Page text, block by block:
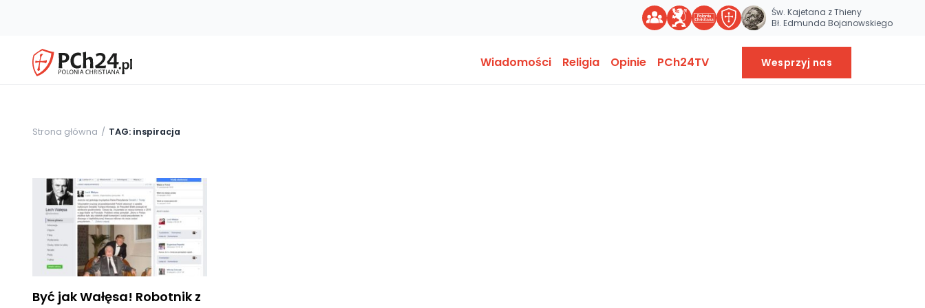
Św. Kajetana z Thieny
Bł. Edmunda Bojanowskiego
Wiadomości Religia Opinie PCh24TV Wesprzyj nas
Strona główna TAG: inspiracja
Być jak Wałęsa! Robotnik z